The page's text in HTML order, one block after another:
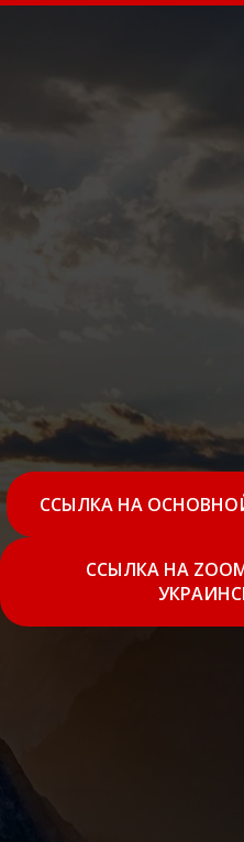
ССЫЛКА НА
ССЫЛКА НА